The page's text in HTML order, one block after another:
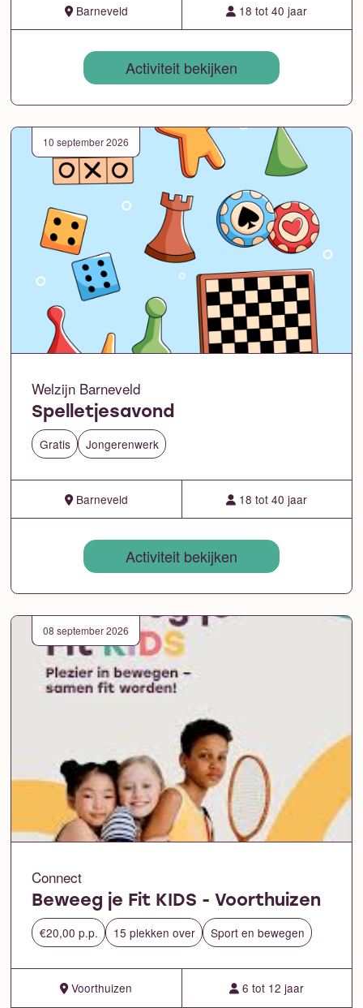
Barneveld 18 tot 40 jaar
Activiteit bekijken
10 september 2026
Welzijn Barneveld
Spelletjesavond
Gratis Jongerenwerk
Barneveld 18 tot 40 jaar
Activiteit bekijken
08 september 2026
Connect
Beweeg je Fit KIDS - Voorthuizen
€20,00 p.p. 15 plekken over Sport en bewegen
Voorthuizen 6 tot 12 jaar